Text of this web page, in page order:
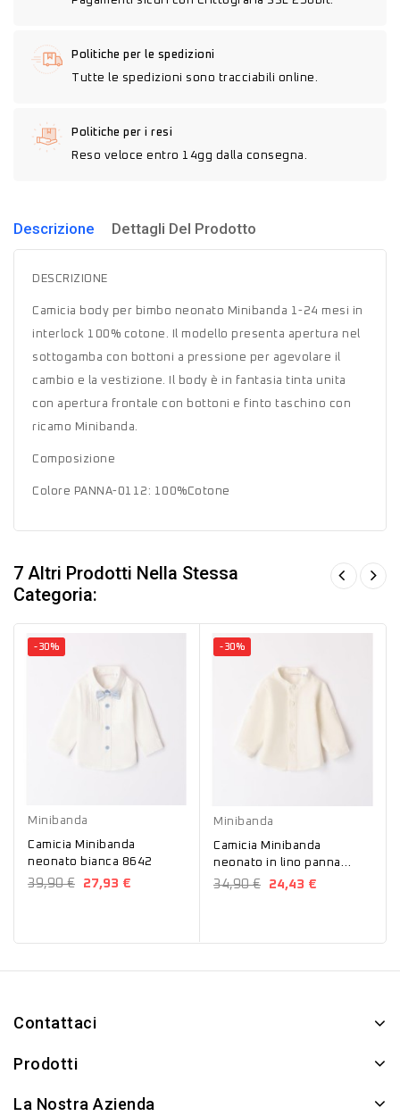
Politiche per le spedizioni
Tutte le spedizioni sono tracciabili online.
Politiche per i resi
Reso veloce entro 14gg dalla consegna.
Descrizione Dettagli Del Prodotto
DESCRIZIONE
Camicia body per bimbo neonato Minibanda 1-24 mesi in
interlock 100% cotone. Il modello presenta apertura nel
sottogamba con bottoni a pressione per agevolare il
cambio e la vestizione. Il body è in fantasia tinta unita
con apertura frontale con bottoni e finto taschino con
ricamo Minibanda.
Composizione
Colore PANNA-0112: 100%Cotone
7 Altri Prodotti Nella Stessa
Categoria:
-30%
Minibanda
Camicia Minibanda
neonato bianca 8642
39,90 € 27,93 €
-30%
Minibanda
Camicia Minibanda
neonato in lino panna
8644
34,90 € 24,43 €
Contattaci
Prodotti
La Nostra Azienda